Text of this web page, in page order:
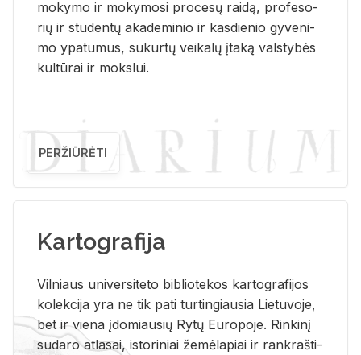
mo­ky­mo ir mo­ky­mo­si pro­ce­sų rai­dą, pro­fe­so­
rių ir stu­den­tų aka­de­mi­nio ir kas­die­nio gy­ve­ni­
mo ypa­tu­mus, su­kur­tų vei­ka­lų įta­ką vals­ty­bės
kul­tū­rai ir moks­lui.
PERŽIŪRĖTI
Kartografija
Vil­niaus uni­ver­si­te­to bi­b­lio­te­kos kar­to­gra­fi­jos
ko­lek­ci­ja yra ne tik pati tur­tin­giau­sia Lie­tu­vo­je,
bet ir vie­na įdo­miau­sių Rytų Eu­ro­po­je. Rin­ki­nį
su­da­ro at­la­sai, is­to­ri­niai že­mė­la­piai ir rank­raš­ti­